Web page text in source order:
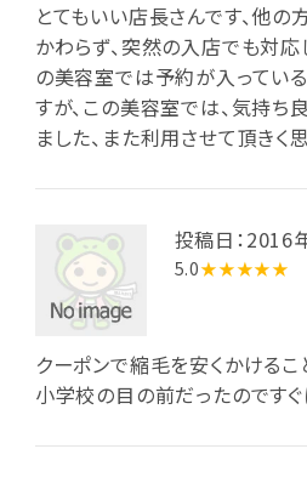
とてもいい店長さんです、他
かわらず、突然の入店でも対応
の美容室では予約が入ってい
すが、この美容室では、気持ち
ました、また利用させて頂きく
投稿日：2016
5.0★★★★★
クーポンで縮毛を安くかけるこ
小学校の目の前だったのですぐ